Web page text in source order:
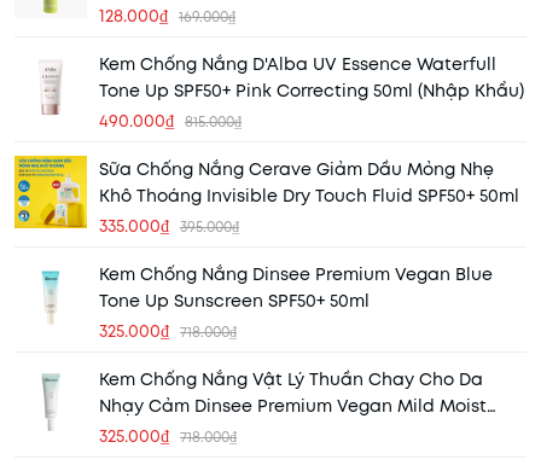
128.000₫ 169.000₫
Kem Chống Nắng D'Alba UV Essence Waterfull
Tone Up SPF50+ Pink Correcting 50ml (Nhập Khẩu)
490.000₫ 815.000₫
Sữa Chống Nắng Cerave Giảm Dầu Mỏng Nhẹ
Khô Thoáng Invisible Dry Touch Fluid SPF50+ 50ml
335.000₫ 395.000₫
Kem Chống Nắng Dinsee Premium Vegan Blue
Tone Up Sunscreen SPF50+ 50ml
325.000₫ 718.000₫
Kem Chống Nắng Vật Lý Thuần Chay Cho Da
Nhạy Cảm Dinsee Premium Vegan Mild Moist
Sunscreen SPF50+ 50ml
325.000₫ 718.000₫